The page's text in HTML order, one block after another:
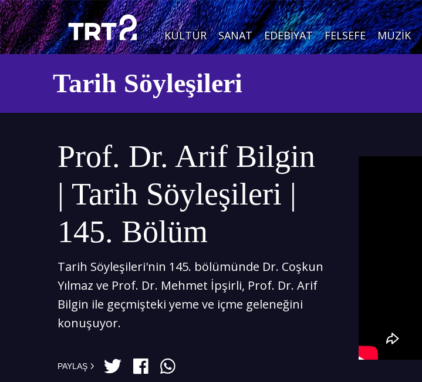
KÜLTÜR SANAT EDEBIYAT FELSEFE MÜZIK
Tarih Söyleşileri
Prof. Dr. Arif Bilgin
| Tarih Söyleşileri |
145. Bölüm
Tarih Söyleşileri'nin 145. bölümünde Dr. Coşkun
Yılmaz ve Prof. Dr. Mehmet İpşirli, Prof. Dr. Arif
Bilgin ile geçmişteki yeme ve içme geleneğini
konuşuyor.
PAYLAŞ